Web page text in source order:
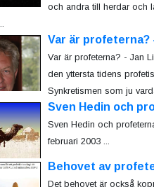
och andra till herdar och
Var är profeterna?
Var är profeterna? - Jan
den yttersta tidens
Synkretismen som ju
Sven Hedin och
Sven Hedin och
februari 2003 ...
Behovet av
Det behovet är också